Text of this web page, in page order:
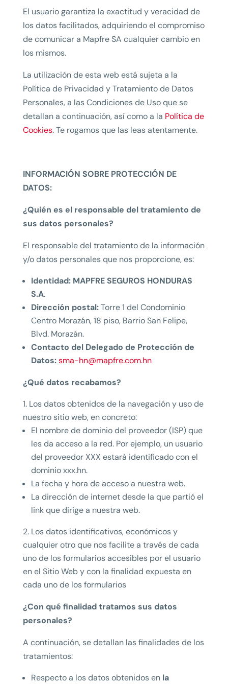
El usuario garantiza la exactitud y veracidad de
los datos facilitados, adquiriendo el compromiso
de comunicar a Mapfre SA cualquier cambio en
los mismos.
La utilización de esta web está sujeta a la
Política de Privacidad y Tratamiento de Datos
Personales, a las Condiciones de Uso que se
detallan a continuación, así como a la Política de
Cookies. Te rogamos que las leas atentamente.
INFORMACIÓN SOBRE PROTECCIÓN DE
DATOS:
¿Quién es el responsable del tratamiento de
sus datos personales?
El responsable del tratamiento de la información
y/o datos personales que nos proporcione, es:
Identidad: MAPFRE SEGUROS HONDURAS
S.A.
Dirección postal:Torre 1 del Condominio
Centro Morazán, 18 piso, Barrio San Felipe,
Blvd. Morazán.
Contacto del Delegado de Protección de
Datos: sma-hn@mapfre.com.hn
¿Qué datos recabamos?
Los datos obtenidos de la navegación y uso de
nuestro sitio web, en concreto:
El nombre de dominio del proveedor (ISP) que
les da acceso a la red. Por ejemplo, un usuario
del proveedor XXX estará identificado con el
dominio xxx.hn.
La fecha y hora de acceso a nuestra web.
La dirección de internet desde la que partió el
link que dirige a nuestra web.
Los datos identificativos, económicos y
cualquier otro que nos facilite a través de cada
uno de los formularios accesibles por el usuario
en el Sitio Web y con la finalidad expuesta en
cada uno de los formularios
¿Con qué finalidad tratamos sus datos
personales?
A continuación, se detallan las finalidades de los
tratamientos:
Respecto a los datos obtenidos en la